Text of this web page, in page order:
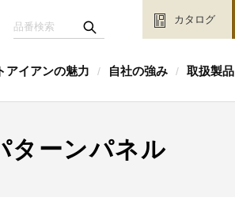
カタログ
アイアンの魅力 / 自社の強み / 取扱製品
ターンパネル